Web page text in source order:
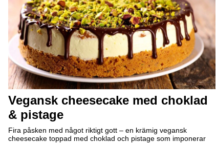
Vegansk cheesecake med choklad
& pistage
Fira påsken med något riktigt gott – en krämig vegansk
cheesecake toppad med choklad och pistage som imponerar